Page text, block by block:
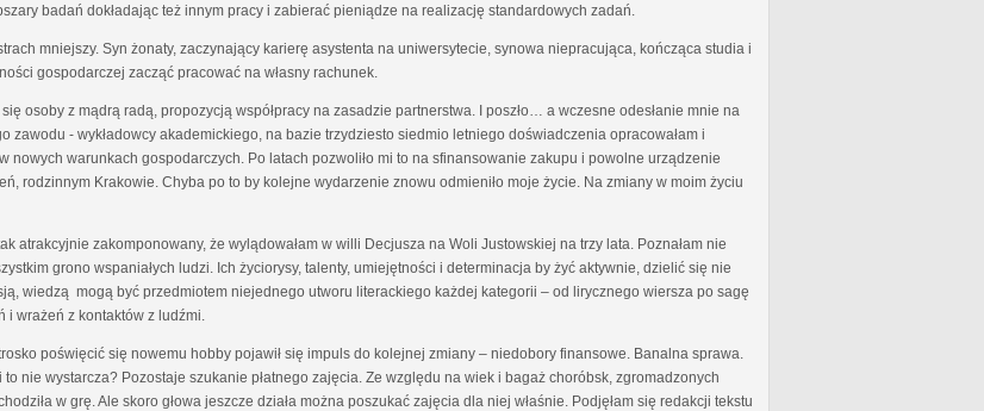
badań dokładając też innym pracy i zabierać pieniądze na realizację standardowych zadań.
mniejszy. Syn żonaty, zaczynający karierę asystenta na uniwersytecie, synowa niepracująca, kończąca studia i
gospodarczej zacząć pracować na własny rachunek.
osoby z mądrą radą, propozycją współpracy na zasadzie partnerstwa. I poszło… a wczesne odesłanie mnie na
zawodu - wykładowcy akademickiego, na bazie trzydziesto siedmio letniego doświadczenia opracowałam i
nowych warunkach gospodarczych. Po latach pozwoliło mi to na sfinansowanie zakupu i powolne urządzenie
rodzinnym Krakowie. Chyba po to by kolejne wydarzenie znowu odmieniło moje życie. Na zmiany w moim życiu
atrakcyjnie zakomponowany, że wylądowałam w willi Decjusza na Woli Justowskiej na trzy lata. Poznałam nie
grono wspaniałych ludzi. Ich życiorysy, talenty, umiejętności i determinacja by żyć aktywnie, dzielić się nie
wiedzą mogą być przedmiotem niejednego utworu literackiego każdej kategorii – od lirycznego wiersza po sagę
wrażeń z kontaktów z ludźmi.
poświęcić się nowemu hobby pojawił się impuls do kolejnej zmiany – niedobory finansowe. Banalna sprawa.
nie wystarcza? Pozostaje szukanie płatnego zajęcia. Ze względu na wiek i bagaż choróbsk, zgromadzonych
w grę. Ale skoro głowa jeszcze działa można poszukać zajęcia dla niej właśnie. Podjęłam się redakcji tekstu